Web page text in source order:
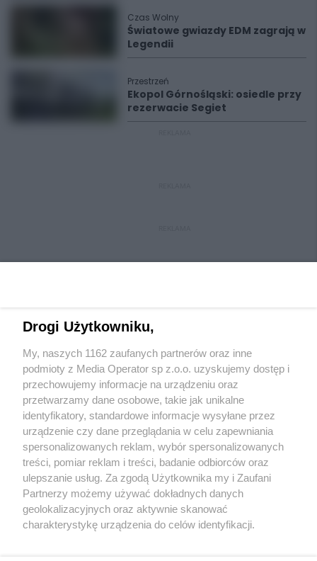
Czas Wolny
Światowe gwiazdy EDM zagrają w
Legendii
Przestrzeń
Ekopol Górnośląski: osiedle przy
rezerwacie Segiet
Wydawca mediówlokalnych
Nie zapomnij
zapoznać się z:
polityką prywatności regulamin korzystania z portali
Twojemiasto
Piekary Śląskie
Chorzów
Tarnowskie Góry
Skontakuj sięz nami
Kontakt
Wydawca
Redakcja
Drogi Użytkowniku,
My, naszych 1162 zaufanych partnerów oraz inne
podmioty z Media Operator sp z.o.o. uzyskujemy dostęp i
przechowujemy informacje na urządzeniu oraz
przetwarzamy dane osobowe, takie jak unikalne
identyfikatory, standardowe informacje wysyłane przez
urządzenie czy dane przeglądania w celu zapewniania
spersonalizowanych reklam, wybór spersonalizowanych
treści, pomiar reklam i treści, badanie odbiorców oraz
ulepszanie usług. Za zgodą Użytkownika my i Zaufani
Partnerzy możemy używać dokładnych danych
geolokalizacyjnych oraz aktywnie skanować
charakterystykę urządzenia do celów identyfikacji.